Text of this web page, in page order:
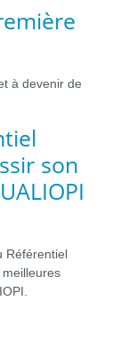
à devenir de
son
Référentiel